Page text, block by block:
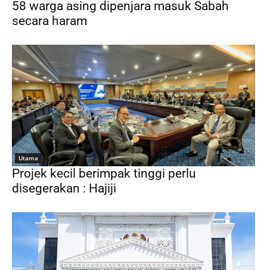
58 warga asing dipenjara masuk Sabah
secara haram
Utama
Projek kecil berimpak tinggi perlu
disegerakan : Hajiji